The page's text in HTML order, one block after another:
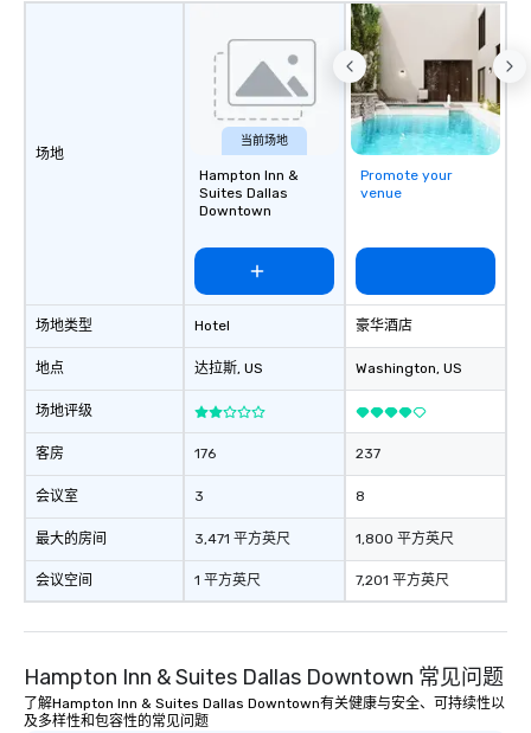
场地
场地类型
地点
场地评级
客房
会议室
最大的房间
会议空间
当前场地
Hampton Inn &
Suites Dallas
Downtown
Hotel
达拉斯, US
176
3
3,471 平方英尺
1 平方英尺
Promote your
venue
豪华酒店
Washington, US
237
8
1,800 平方英尺
7,201 平方英尺
Hampton Inn & Suites Dallas Downtown 常见问题
了解Hampton Inn & Suites Dallas Downtown有关健康与安全、可持续性以
及多样性和包容性的常见问题